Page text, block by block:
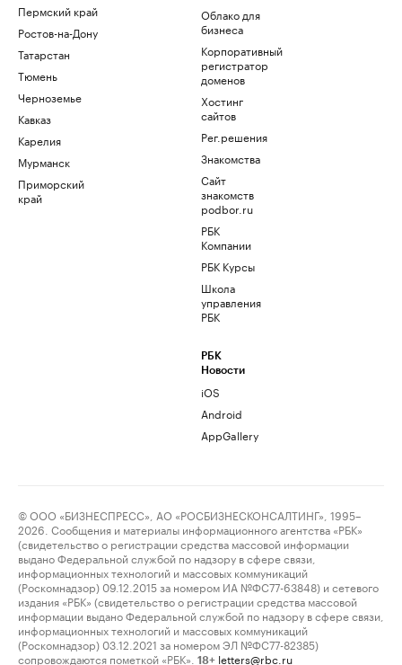
Пермский край
Ростов-на-Дону
Татарстан
Тюмень
Черноземье
Кавказ
Карелия
Мурманск
Приморский
край
Облако для
бизнеса
Корпоративный
регистратор
доменов
Хостинг
сайтов
Рег.решения
Знакомства
Сайт
знакомств
podbor.ru
РБК
Компании
РБК Курсы
Школа
управления
РБК
РБК
Новости
iOS
Android
AppGallery
© ООО «БИЗНЕСПРЕСС», АО «РОСБИЗНЕСКОНСАЛТИНГ», 1995–
2026. Сообщения и материалы информационного агентства «РБК»
(свидетельство о регистрации средства массовой информации
выдано Федеральной службой по надзору в сфере связи,
информационных технологий и массовых коммуникаций
(Роскомнадзор) 09.12.2015 за номером ИА №ФС77-63848) и сетевого
издания «РБК» (свидетельство о регистрации средства массовой
информации выдано Федеральной службой по надзору в сфере связи,
информационных технологий и массовых коммуникаций
(Роскомнадзор) 03.12.2021 за номером ЭЛ №ФС77-82385)
сопровождаются пометкой «РБК».
18+ letters@rbc.ru